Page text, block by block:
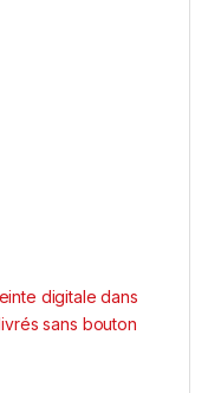
digitale dans
sans bouton